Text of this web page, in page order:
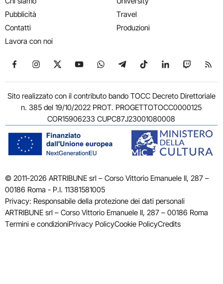
Pubblicità
Contatti
Lavora con noi
Travel
Produzioni
Seguici su Facebook
Seguici su Instagram
Seguici su X
Seguici su YouTube
Seguici su WhatsApp
Seguici su Telegram
Seguici su TikTok
Seguici su
Seguici
Sito realizzato con il contributo bando TOCC Decreto Direttoriale
n. 385 del 19/10/2022 PROT. PROGETTOTOCC0000125
COR15906233 CUPC87J23001080008
© 2011-2026 ARTRIBUNE srl – Corso Vittorio Emanuele II, 287 –
00186 Roma - P.I. 11381581005
Privacy: Responsabile della protezione dei dati personali
ARTRIBUNE srl – Corso Vittorio Emanuele II, 287 – 00186 Roma
Termini e condizioniPrivacy PolicyCookie PolicyCredits